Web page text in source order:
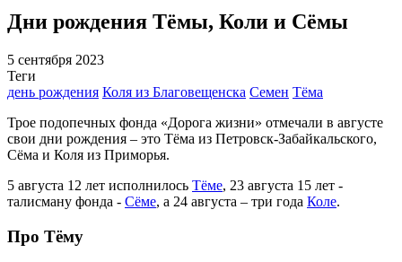
Дни рождения Тёмы, Коли и Сёмы
5 сентября 2023
Теги
день рождения Коля из Благовещенска Семен Тёма
Трое подопечных фонда «Дорога жизни» отмечали в августе
свои дни рождения – это Тёма из Петровск-Забайкальского,
Сёма и Коля из Приморья.
5 августа 12 лет исполнилось Тёме, 23 августа 15 лет -
талисману фонда - Сёме, а 24 августа – три года Коле.
Про Тёму